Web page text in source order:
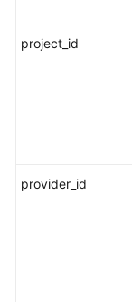
project_id
provider_id